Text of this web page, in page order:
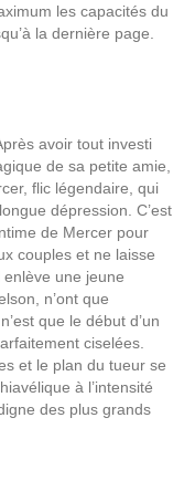
les capacités du
la dernière page.
avoir tout investi
de sa petite amie,
flic légendaire, qui
dépression. C’est
de Mercer pour
couples et ne laisse
enlève une jeune
n’ont que
que le début d’un
ciselées.
et le plan du tueur se
à l’intensité
des plus grands